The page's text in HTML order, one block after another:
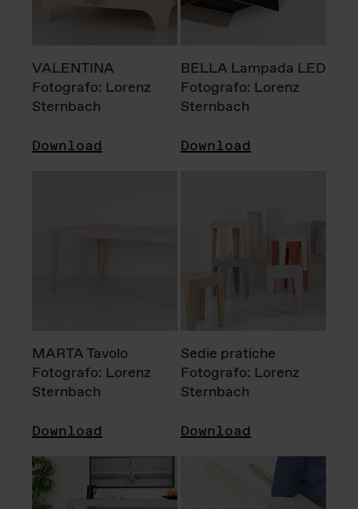
VALENTINA
Fotografo: Lorenz
Sternbach
Download
BELLA Lampada LED
Fotografo: Lorenz
Sternbach
Download
MARTA Tavolo
Fotografo: Lorenz
Sternbach
Download
Sedie pratiche
Fotografo: Lorenz
Sternbach
Download